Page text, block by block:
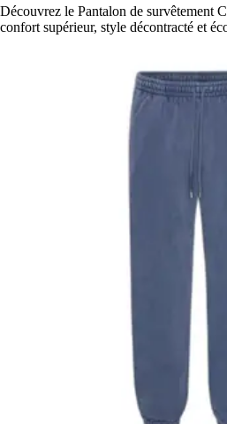
Découvrez le Pantalon de survêtement
confort supérieur, style décontracté et